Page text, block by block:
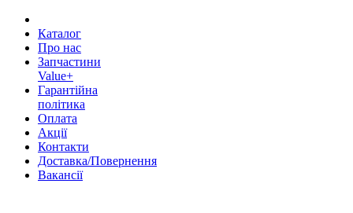
Каталог
Про нас
Запчастини
Value+
Гарантійна
політика
Оплата
Акції
Контакти
Доставка/Повернення
Вакансії